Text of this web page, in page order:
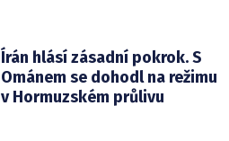
Írán hlásí zásadní pokrok. S
Ománem se dohodl na režimu
v Hormuzském průlivu